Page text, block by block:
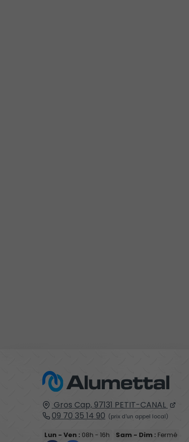
Gros Cap, 97131 PETIT-CANAL
09 70 35 14 90
Lun - Ven : 08h - 16h Sam - Dim : Fermé